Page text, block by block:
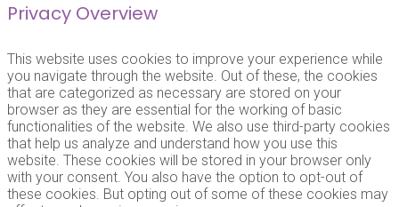
Privacy Overview
This website uses cookies to improve your experience while
you navigate through the website. Out of these, the cookies
that are categorized as necessary are stored on your
browser as they are essential for the working of basic
functionalities of the website. We also use third-party cookies
that help us analyze and understand how you use this
website. These cookies will be stored in your browser only
with your consent. You also have the option to opt-out of
these cookies. But opting out of some of these cookies may